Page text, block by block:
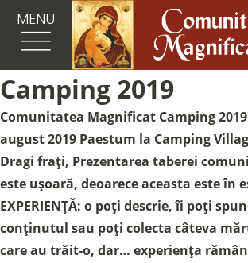
MENU
Camping 2019
Comunitatea Magnificat Camping 2019
august 2019 Paestum la Camping
Dragi frați, Prezentarea taberei
este ușoară, deoarece aceasta este în
EXPERIENȚĂ: o poți descrie, îi poți
conținutul sau poți colecta câteva
care au trăit-o, dar… experiența